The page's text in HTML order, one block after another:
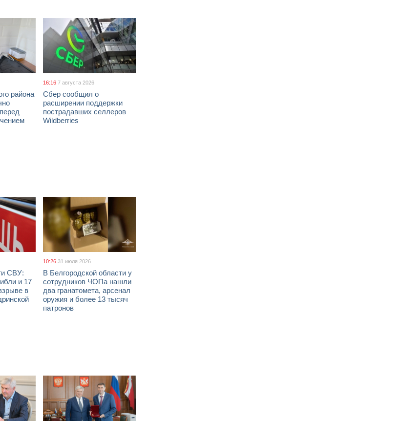
района
16:16 7 августа 2026
Сбер сообщил о
расширении поддержки
пострадавших селлеров
Wildberries
СВУ:
и 17
в
10:26 31 июля 2026
В Белгородской области у
сотрудников ЧОПа нашли
два гранатомета, арсенал
оружия и более 13 тысяч
патронов